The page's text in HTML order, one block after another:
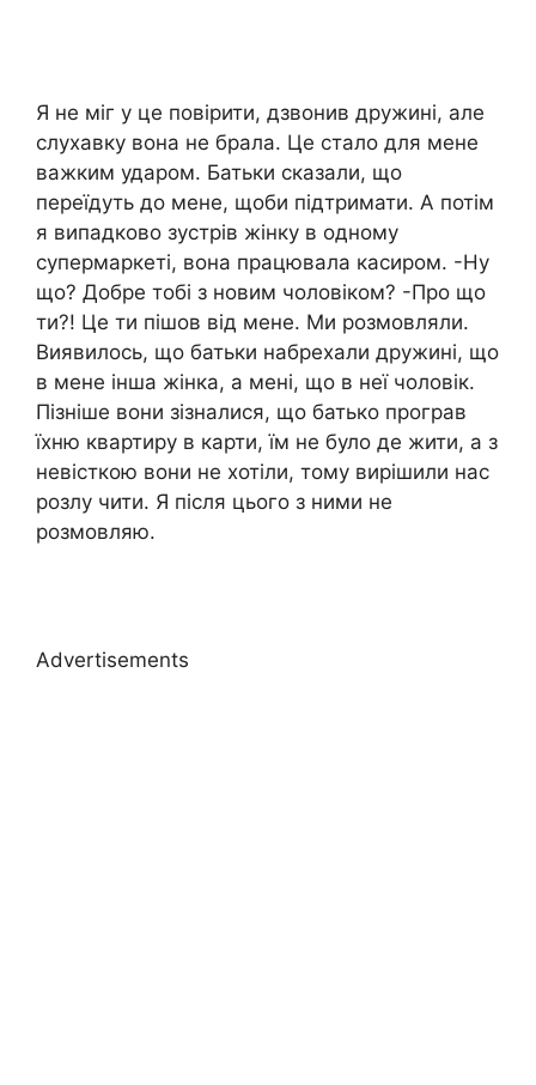
Я не міг у це повірити, дзвонив дружині, але
слухавку вона не брала. Це стало для мене
важким ударом. Батьки сказали, що
переїдуть до мене, щоби підтримати. А потім
я випадково зустрів жінку в одному
супермаркеті, вона працювала касиром. -Ну
що? Добре тобі з новим чоловіком? -Про що
ти?! Це ти пішов від мене. Ми розмовляли.
Виявилось, що батьки набрехали дружині, що
в мене інша жінка, а мені, що в неї чоловік.
Пізніше вони зізналися, що батько програв
їхню квартиру в карти, їм не було де жити, а з
невісткою вони не хотіли, тому вирішили нас
розлу чити. Я після цього з ними не
розмовляю.
Advertisements